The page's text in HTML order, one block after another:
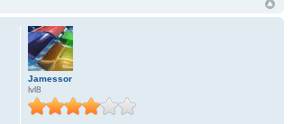
Jamessor
lvl8